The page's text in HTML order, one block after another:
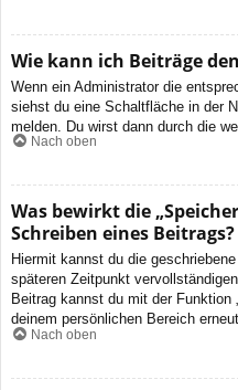
Wie kann ich Beiträge
Wenn ein Administrator die
siehst du eine Schaltfläche in der
melden. Du wirst dann durch die
Nach oben
Was bewirkt die
Schreiben eines Beitrags?
Hiermit kannst du die
späteren Zeitpunkt
Beitrag kannst du mit der Funktion
deinem persönlichen Bereich
Nach oben